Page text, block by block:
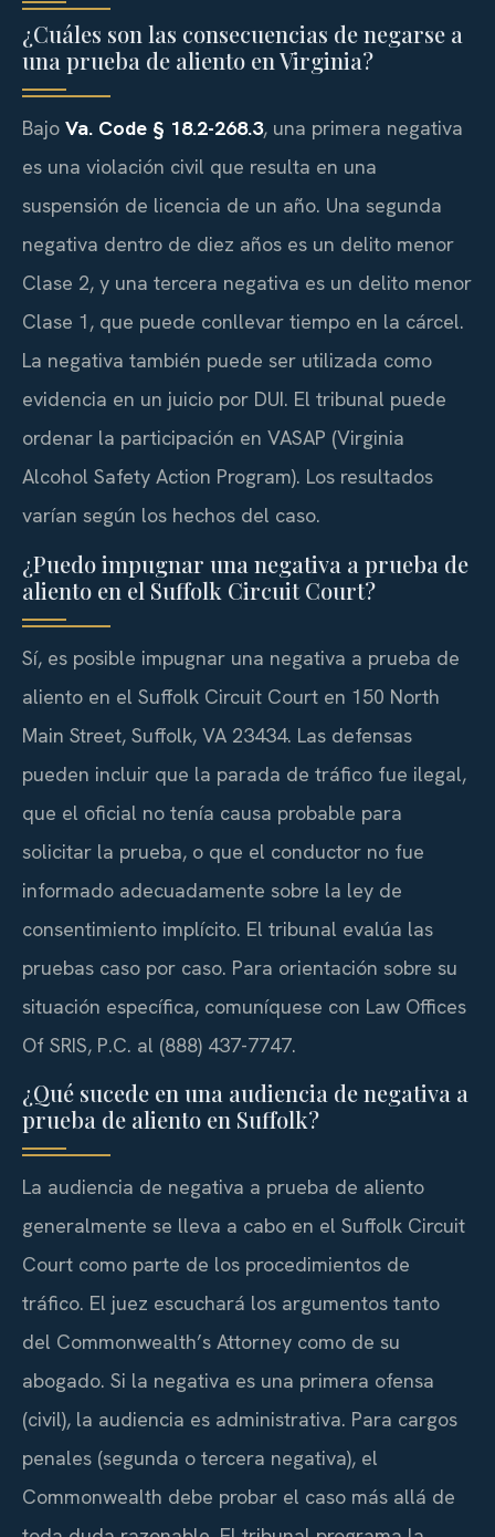
¿Cuáles son las consecuencias de negarse a
una prueba de aliento en Virginia?
Bajo Va. Code § 18.2-268.3, una primera negativa
es una violación civil que resulta en una
suspensión de licencia de un año. Una segunda
negativa dentro de diez años es un delito menor
Clase 2, y una tercera negativa es un delito menor
Clase 1, que puede conllevar tiempo en la cárcel.
La negativa también puede ser utilizada como
evidencia en un juicio por DUI. El tribunal puede
ordenar la participación en VASAP (Virginia
Alcohol Safety Action Program). Los resultados
varían según los hechos del caso.
¿Puedo impugnar una negativa a prueba de
aliento en el Suffolk Circuit Court?
Sí, es posible impugnar una negativa a prueba de
aliento en el Suffolk Circuit Court en 150 North
Main Street, Suffolk, VA 23434. Las defensas
pueden incluir que la parada de tráfico fue ilegal,
que el oficial no tenía causa probable para
solicitar la prueba, o que el conductor no fue
informado adecuadamente sobre la ley de
consentimiento implícito. El tribunal evalúa las
pruebas caso por caso. Para orientación sobre su
situación específica, comuníquese con Law Offices
Of SRIS, P.C. al (888) 437-7747.
¿Qué sucede en una audiencia de negativa a
prueba de aliento en Suffolk?
La audiencia de negativa a prueba de aliento
generalmente se lleva a cabo en el Suffolk Circuit
Court como parte de los procedimientos de
tráfico. El juez escuchará los argumentos tanto
del Commonwealth’s Attorney como de su
abogado. Si la negativa es una primera ofensa
(civil), la audiencia es administrativa. Para cargos
penales (segunda o tercera negativa), el
Commonwealth debe probar el caso más allá de